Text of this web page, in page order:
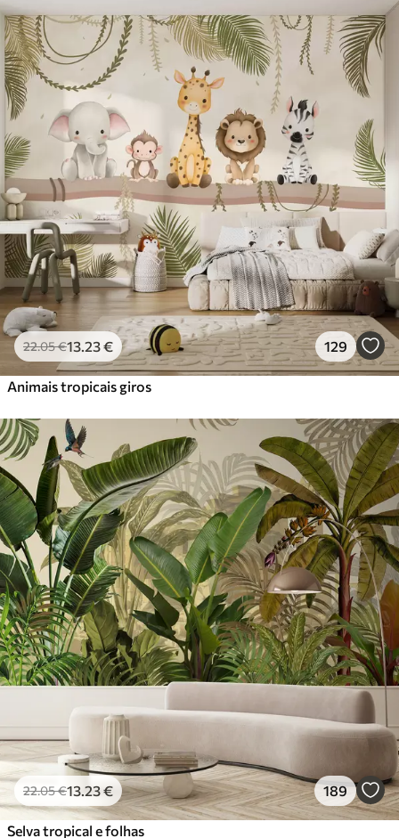
Materiais disponíveis
Standard
27.00 €/m²
Premium
56.6734.00€/m²
Vinil Premium
65.0039.00€/m²
Peel and Stick
81.6749.00€/m²
22.05€13 .23€ 129
Animais tropicais giros
22.05€13 .23€ 189
Selva tropical e folhas